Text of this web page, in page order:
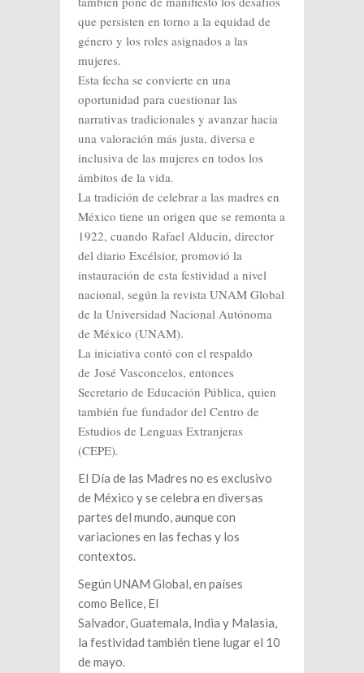
que persisten en torno a la equidad de
género y los roles asignados a las
mujeres.
Esta fecha se convierte en una
oportunidad para cuestionar las
narrativas tradicionales y avanzar hacia
una valoración más justa, diversa e
inclusiva de las mujeres en todos los
ámbitos de la vida.
La tradición de celebrar a las madres en
México tiene un origen que se remonta a
1922, cuando Rafael Alducin, director
del diario Excélsior, promovió la
instauración de esta festividad a nivel
nacional, según la revista UNAM Global
de la Universidad Nacional Autónoma
de México (UNAM).
La iniciativa contó con el respaldo
de José Vasconcelos, entonces
Secretario de Educación Pública, quien
también fue fundador del Centro de
Estudios de Lenguas Extranjeras
(CEPE).
El Día de las Madres no es exclusivo
de México y se celebra en diversas
partes del mundo, aunque con
variaciones en las fechas y los
contextos.
Según UNAM Global, en países
como Belice, El
Salvador, Guatemala, India y Malasia,
la festividad también tiene lugar el 10
de mayo.